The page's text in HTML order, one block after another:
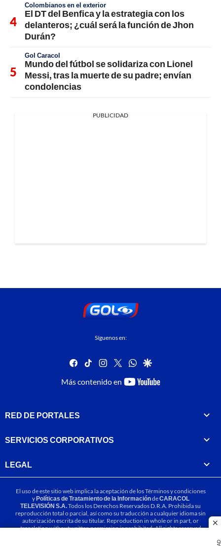
Colombianos en el exterior
El DT del Benfica y la estrategia con los
delanteros; ¿cuál será la función de Jhon
Durán?
Gol Caracol
Mundo del fútbol se solidariza con Lionel
Messi, tras la muerte de su padre; envían
condolencias
PUBLICIDAD
Síguenos en:
facebook
tiktok instagram
twitterwhatsapp
google
Más contenido en
youtube-
RED DE PORTALES
SERVICIOS CORPORATIVOS
LEGAL
El uso de este sitio web implica la aceptación de losTérminos y condiciones
yPolíticas de Tratamiento de la InformacióndeCARACOL
TELEVISIÓN S.A.Todos los Derechos Reservados D.R.A. Prohibida su
reproducción total o parcial, así como su traducción a cualquier idioma sin
autorización escrita de su titular. Reproduction in whole or in part, or
translation without written permission is prohibited. All rights reserved